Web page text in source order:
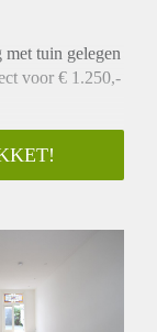
tuin gelegen
voor € 1.250,-
opgeknapt.
die zich
aan de
die is gelegen
wat
is de